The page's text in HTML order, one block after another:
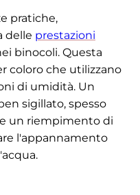
pratiche,
delle prestazioni
binocoli. Questa
coloro che utilizzano
di umidità. Un
sigillato, spesso
un riempimento di
l'appannamento